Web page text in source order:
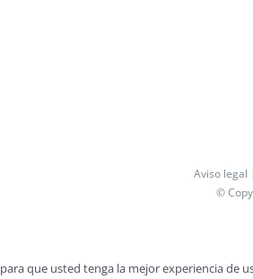
Aviso legal |
©
que usted tenga la mejor experiencia